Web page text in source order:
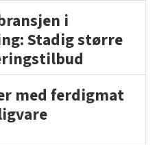
i
Stadig større
med ferdigmat